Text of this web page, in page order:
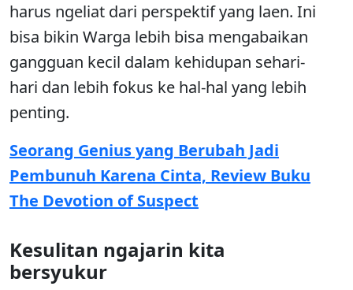
harus ngeliat dari perspektif yang laen. Ini
bisa bikin Warga lebih bisa mengabaikan
gangguan kecil dalam kehidupan sehari-
hari dan lebih fokus ke hal-hal yang lebih
penting.
Seorang Genius yang Berubah Jadi
Pembunuh Karena Cinta, Review Buku
The Devotion of Suspect
Kesulitan ngajarin kita
bersyukur